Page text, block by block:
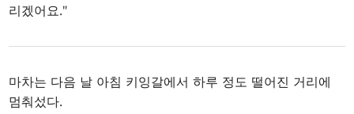
리겠어요."
마차는 다음 날 아침 키잉갈에서 하루 정도 떨어진 거리에
멈춰섰다.